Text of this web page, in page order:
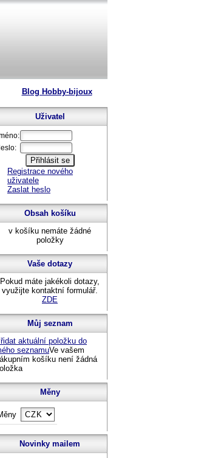
Blog Hobby-bijoux
Uživatel
Registrace nového
uživatele
Zaslat heslo
Obsah košíku
v košíku nemáte žádné
položky
Vaše dotazy
Pokud máte jakékoli dotazy,
využijte kontaktní formulář.
ZDE
Můj seznam
aktuální položku do
seznamuVe vašem
košíku není žádná
Měny
Novinky mailem